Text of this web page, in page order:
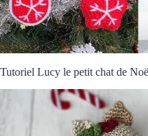
Tutoriel Lucy le petit chat de